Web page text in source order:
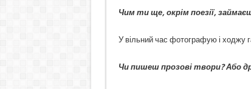
Чим ти ще, окрім поезії,
У вільний час фотографую і ходжу
Чи пишеш прозові твори? Або